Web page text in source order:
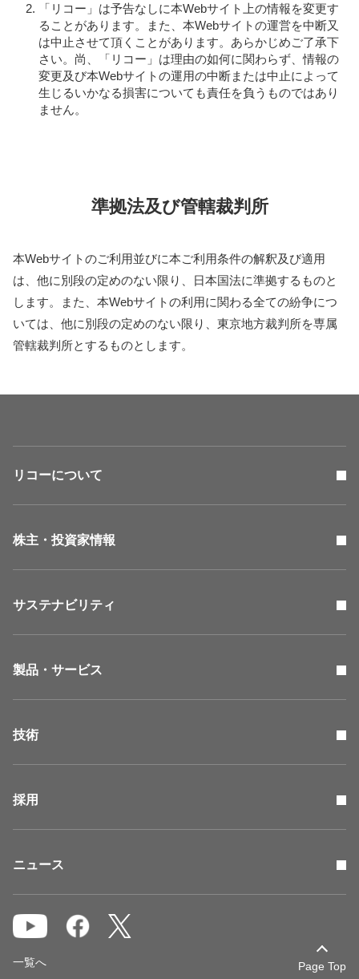
「リコー」は予告なしに本Webサイト上の情報を変更す
ることがあります。また、本Webサイトの運営を中断又
は中止させて頂くことがあります。あらかじめご了承下
さい。尚、「リコー」は理由の如何に関わらず、情報の
変更及び本Webサイトの運用の中断または中止によって
生じるいかなる損害についても責任を負うものではあり
ません。
準拠法及び管轄裁判所
本Webサイトのご利用並びに本ご利用条件の解釈及び適用
は、他に別段の定めのない限り、日本国法に準拠するものと
します。また、本Webサイトの利用に関わる全ての紛争につ
いては、他に別段の定めのない限り、東京地方裁判所を専属
管轄裁判所とするものとします。
リコーについて
株主・投資家情報
サステナビリティ
製品・サービス
技術
採用
ニュース
Page Top
一覧へ